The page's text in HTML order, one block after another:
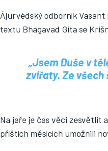
Ájurvédský odborník Vasant
textu Bhagavad Gita se
„Jsem Duše v
zvířaty. Ze všech
Na jaře je čas věci zesvětlit
příštích měsících umožnili